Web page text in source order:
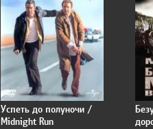
Успеть до полуночи /
Midnight Run